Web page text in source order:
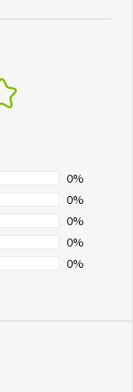
0%
0%
0%
0%
0%